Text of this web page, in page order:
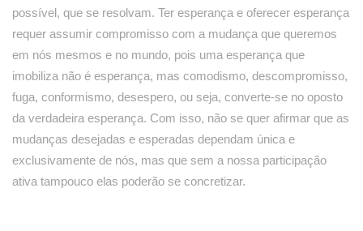
possível, que se resolvam. Ter esperança e oferecer esperança
requer assumir compromisso com a mudança que queremos
em nós mesmos e no mundo, pois uma esperança que
imobiliza não é esperança, mas comodismo, descompromisso,
fuga, conformismo, desespero, ou seja, converte-se no oposto
da verdadeira esperança. Com isso, não se quer afirmar que as
mudanças desejadas e esperadas dependam única e
exclusivamente de nós, mas que sem a nossa participação
ativa tampouco elas poderão se concretizar.